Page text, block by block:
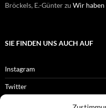
Bröckels, E.-Günterzu Wir
SIE FINDEN UNS AUCH AUF
Instagram
Twitter